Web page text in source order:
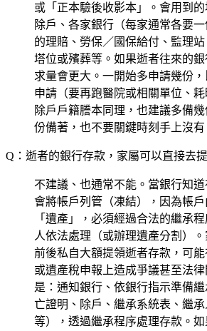
或「正本驗後收影本」。會用到
除戶、各家銀行（每家通常各要
的理賠、勞保／國保給付、監理站
塔位或殯葬等。如果逝者往來的
求量會更大。一開始多申請幾份
申請（要再跑醫院或相關單位、耗
除戶戶籍謄本同理，也建議多備
份備著，也不要關鍵時刻手上沒有
Q：逝者的銀行存款，家屬可以直接去
不建議、也通常不能。當銀行知道
會將帳戶列管（凍結），因為帳
「遺產」，必須經過合法的繼承
人依法處理（或辦理遺產分割）
前後私自大額提領逝者存款，可能
或遺產稅申報上造成爭議甚至法
是：通知銀行、依銀行指示準備
亡證明、除戶、繼承系統表、繼承
等），透過繼承程序處理存款。